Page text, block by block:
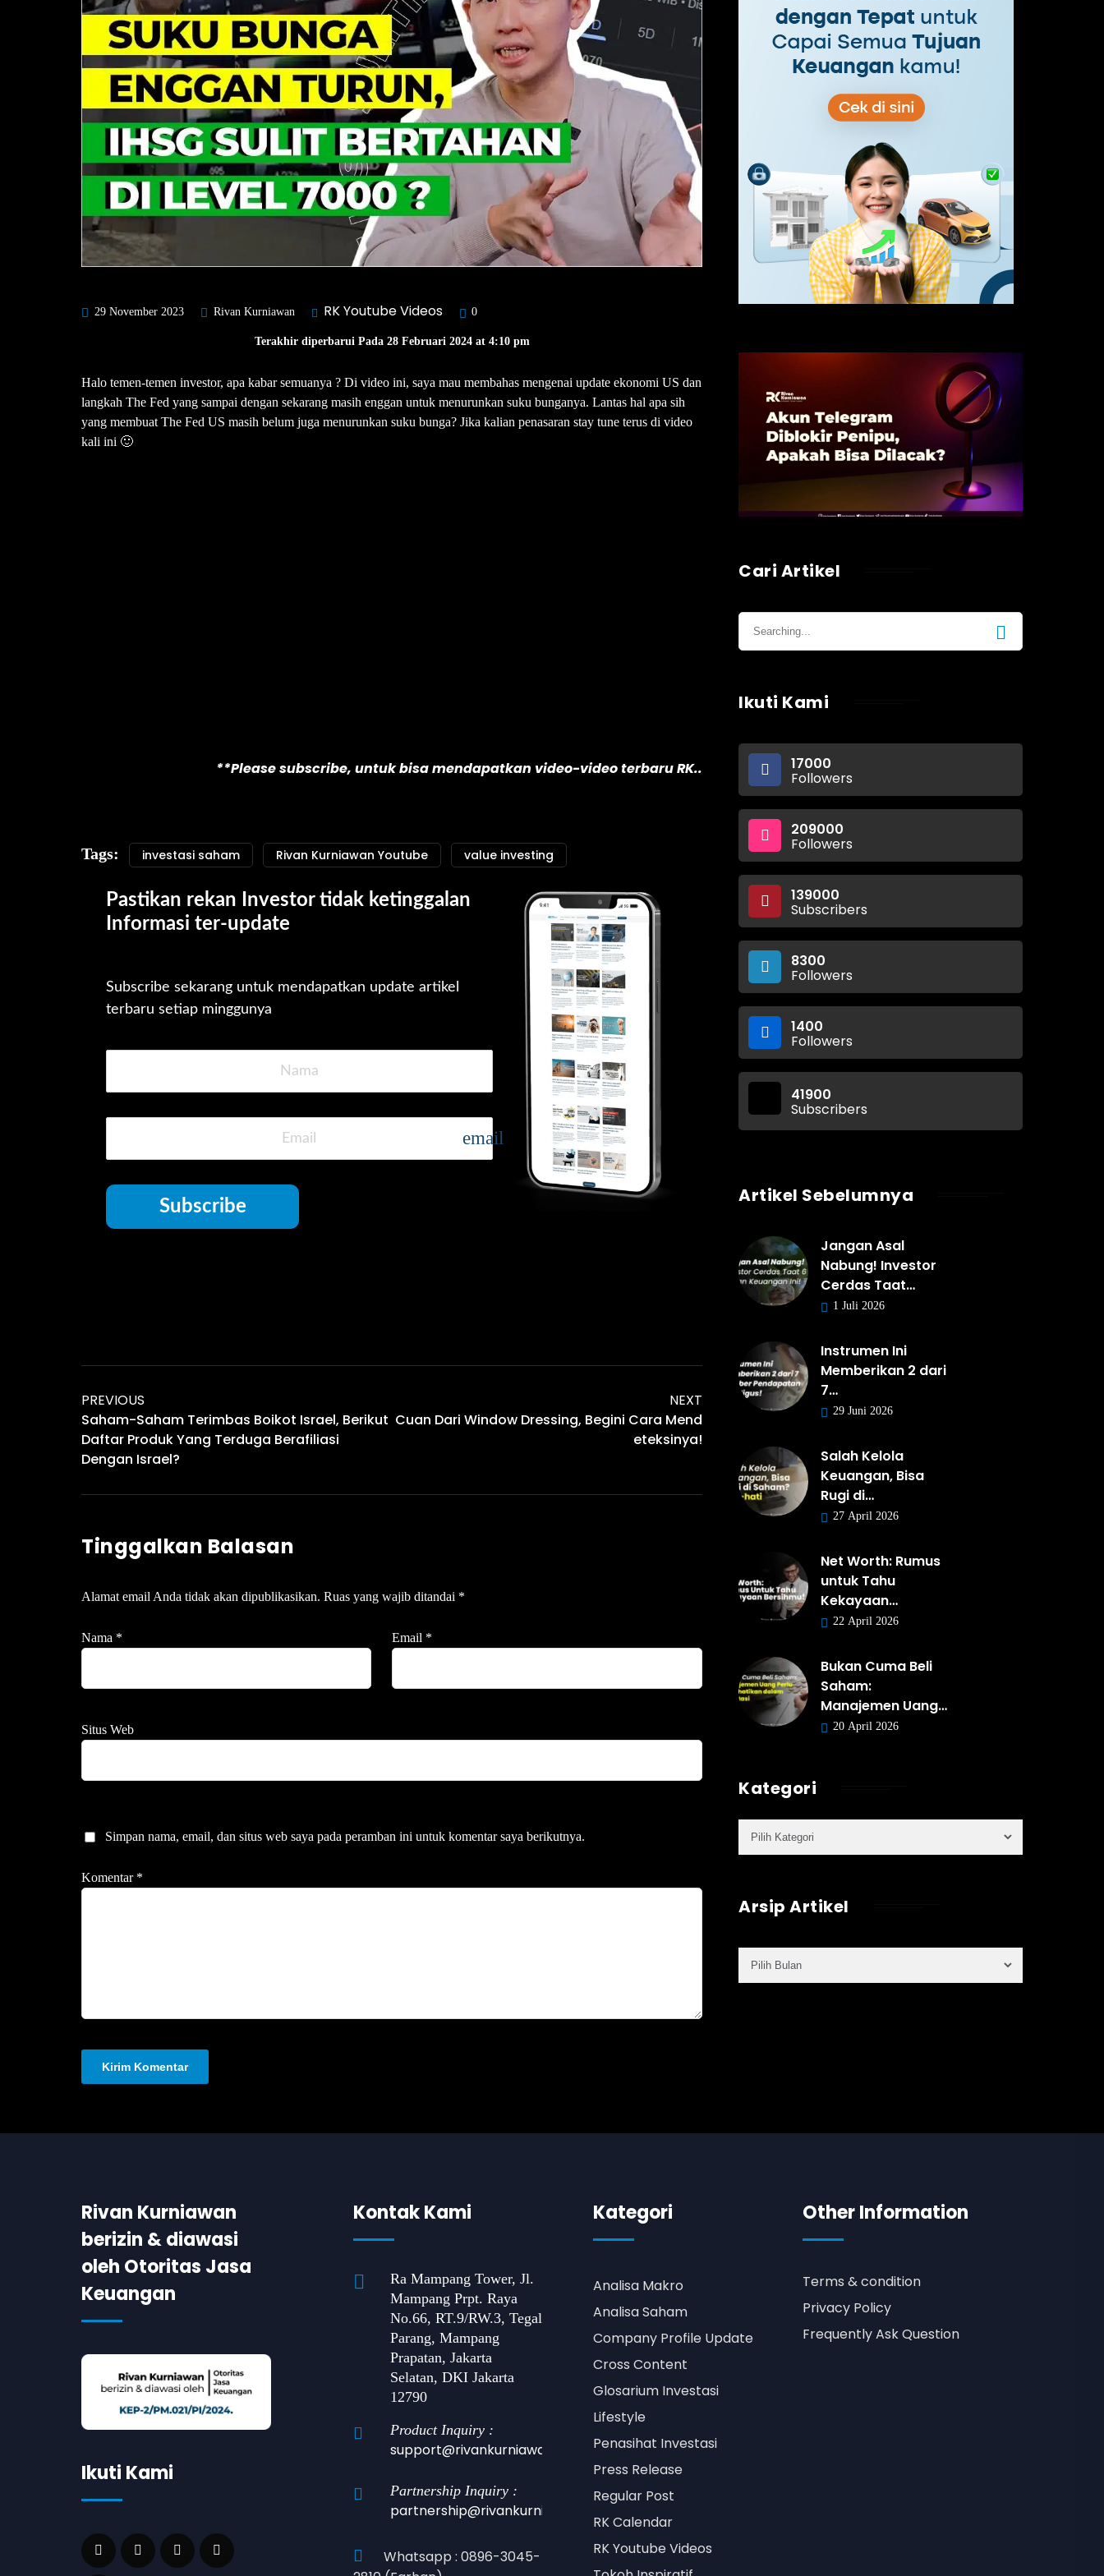
29 November 2023 Rivan Kurniawan RK Youtube Videos 0
Terakhir diperbarui Pada 28 Februari 2024 at 4:10 pm
Halo temen-temen investor, apa kabar semuanya ? Di video ini, saya mau membahas mengenai update ekonomi US dan
langkah The Fed yang sampai dengan sekarang masih enggan untuk menurunkan suku bunganya. Lantas hal apa sih
yang membuat The Fed US masih belum juga menurunkan suku bunga? Jika kalian penasaran stay tune terus di video
kali ini 🙂
**Please subscribe, untuk bisa mendapatkan video-video terbaru RK..
Tags: investasi saham Rivan Kurniawan Youtube value investing
Pastikan rekan Investor tidak ketinggalan
Informasi ter-update
Subscribe sekarang untuk mendapatkan update artikel
terbaru setiap minggunya
email
Subscribe
PREVIOUS
Saham-Saham Terimbas Boikot Israel, Berikut
Daftar Produk Yang Terduga Berafiliasi
Dengan Israel?
NEXT
Cuan Dari Window Dressing, Begini Cara Mend
Eteksinya!
Tinggalkan Balasan
Alamat email Anda tidak akan dipublikasikan. Ruas yang wajib ditandai *
Nama * Email *
Situs Web
Simpan nama, email, dan situs web saya pada peramban ini untuk komentar saya berikutnya.
Komentar *
Cari Artikel
Ikuti Kami
17000
Followers
209000
Followers
139000
Subscribers
8300
Followers
1400
Followers
41900
Subscribers
Artikel Sebelumnya
Jangan Asal
Nabung! Investor
Cerdas Taat…
1 Juli 2026
Instrumen Ini
Memberikan 2 dari
7…
29 Juni 2026
Salah Kelola
Keuangan, Bisa
Rugi di…
27 April 2026
Net Worth: Rumus
untuk Tahu
Kekayaan…
22 April 2026
Bukan Cuma Beli
Saham:
Manajemen Uang…
20 April 2026
Kategori
Arsip Artikel
Rivan Kurniawan
berizin & diawasi
oleh Otoritas Jasa
Keuangan
Ikuti Kami
Kontak Kami
Ra Mampang Tower, Jl.
Mampang Prpt. Raya
No.66, RT.9/RW.3, Tegal
Parang, Mampang
Prapatan, Jakarta
Selatan, DKI Jakarta
12790
Product Inquiry :
support@rivankurniawan.com
Partnership Inquiry :
partnership@rivankurniawan.com
Whatsapp : 0896-3045-
Kategori
Analisa Makro
Analisa Saham
Company Profile Update
Cross Content
Glosarium Investasi
Lifestyle
Penasihat Investasi
Press Release
Regular Post
RK Calendar
RK Youtube Videos
Other Information
Terms & condition
Privacy Policy
Frequently Ask Question